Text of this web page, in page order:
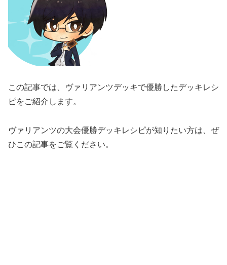
この記事では、ヴァリアンツデッキで優勝したデッキレシ
ピをご紹介します。
ヴァリアンツの大会優勝デッキレシピが知りたい方は、ぜ
ひこの記事をご覧ください。